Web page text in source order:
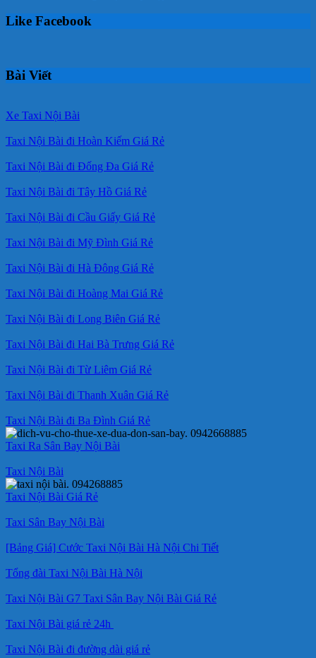
Like Facebook
Bài Viết
Xe Taxi Nội Bài
Taxi Nội Bài đi Hoàn Kiếm Giá Rẻ
Taxi Nội Bài đi Đống Đa Giá Rẻ
Taxi Nội Bài đi Tây Hồ Giá Rẻ
Taxi Nội Bài đi Cầu Giấy Giá Rẻ
Taxi Nội Bài đi Mỹ Đình Giá Rẻ
Taxi Nội Bài đi Hà Đông Giá Rẻ
Taxi Nội Bài đi Hoàng Mai Giá Rẻ
Taxi Nội Bài đi Long Biên Giá Rẻ
Taxi Nội Bài đi Hai Bà Trưng Giá Rẻ
Taxi Nội Bài đi Từ Liêm Giá Rẻ
Taxi Nội Bài đi Thanh Xuân Giá Rẻ
Taxi Nội Bài đi Ba Đình Giá Rẻ
Taxi Ra Sân Bay Nội Bài
Taxi Nội Bài
Taxi Nội Bài Giá Rẻ
Taxi Sân Bay Nội Bài
[Bảng Giá] Cước Taxi Nội Bài Hà Nội Chi Tiết
Tổng đài Taxi Nội Bài Hà Nội
Taxi Nội Bài G7 Taxi Sân Bay Nội Bài Giá Rẻ
Taxi Nội Bài giá rẻ 24h
Taxi Nội Bài đi đường dài giá rẻ